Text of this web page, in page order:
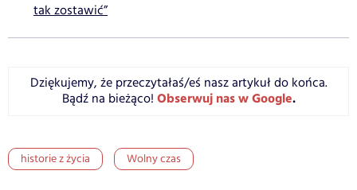
tak zostawić”
Dziękujemy, że przeczytałaś/eś nasz artykuł do końca.
Bądź na bieżąco! Obserwuj nas w Google.
historie z życia Wolny czas